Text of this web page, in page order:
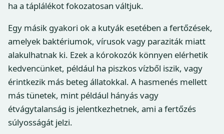
ha a táplálékot fokozatosan váltjuk.
Egy másik gyakori ok a kutyák esetében a fertőzések,
amelyek baktériumok, vírusok vagy paraziták miatt
alakulhatnak ki. Ezek a kórokozók könnyen elérhetik
kedvencünket, például ha piszkos vízből iszik, vagy
érintkezik más beteg állatokkal. A hasmenés mellett
más tünetek, mint például hányás vagy
étvágytalanság is jelentkezhetnek, ami a fertőzés
súlyosságát jelzi.